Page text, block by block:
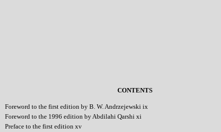
CONTENTS
Foreword to the first edition by B. W. Andrzejewski ix
Foreword to the 1996 edition by Abdilahi Qarshi xi
Preface to the first edition xv